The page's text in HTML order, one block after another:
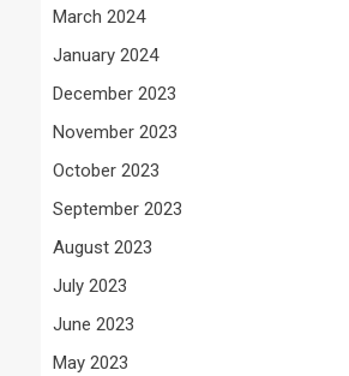
March 2024
January 2024
December 2023
November 2023
October 2023
September 2023
August 2023
July 2023
June 2023
May 2023